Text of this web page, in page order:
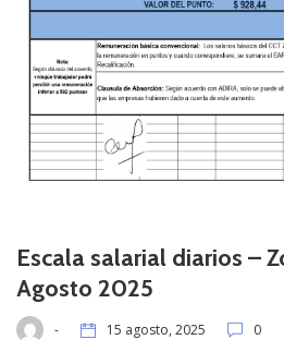
Escala salarial diarios –
Agosto 2025
- 15 agosto, 2025 0